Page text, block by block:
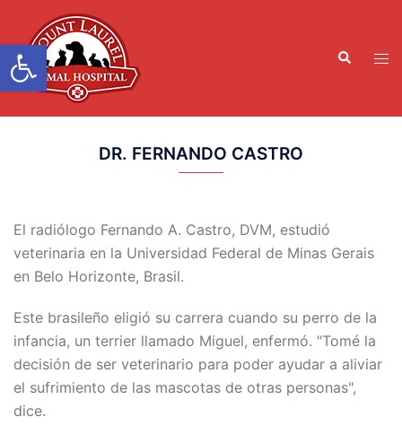
contenido
Buscar
en
DR. FERNANDO CASTRO
El radiólogo Fernando A. Castro, DVM, estudió
veterinaria en la Universidad Federal de Minas Gerais
en Belo Horizonte, Brasil.
Este brasileño eligió su carrera cuando su perro de la
infancia, un terrier llamado Miguel, enfermó. "Tomé la
decisión de ser veterinario para poder ayudar a aliviar
el sufrimiento de las mascotas de otras personas",
dice.
Abrir la barra de